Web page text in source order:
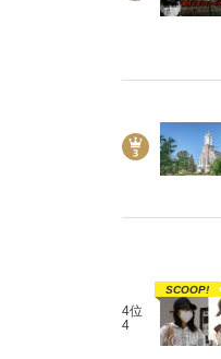
4位
4
SCOOP!